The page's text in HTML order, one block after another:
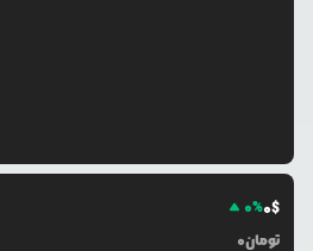
0%0$
0تومان